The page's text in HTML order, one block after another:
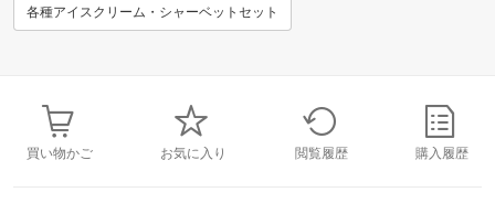
各種アイスクリーム・シャーベットセット
買い物かご お気に入り 閲覧履歴 購入履歴